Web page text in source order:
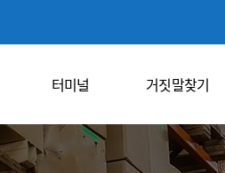
터미널 거짓말찾기